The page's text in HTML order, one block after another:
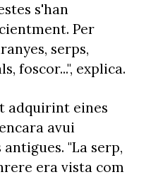
s'han
Per
serps,
foscor...", explica.
adquirint eines
avui
"La serp,
era vista com